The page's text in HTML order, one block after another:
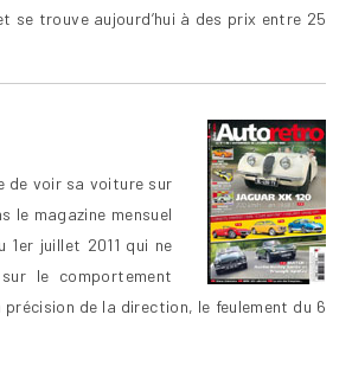
se trouve aujourd’hui à des prix entre 25
de voir sa voiture sur
le magazine mensuel
juillet 2011 qui ne
le comportement
de la direction, le feulement du 6